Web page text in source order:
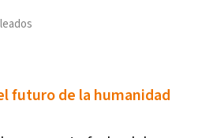
futuro de la humanidad